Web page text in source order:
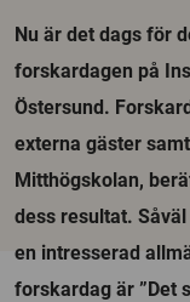
Nu är det dags för
forskardagen på
Östersund.
externa gäster
Mitthögskolan,
dess resultat.
en intresserad
forskardag är ”Det